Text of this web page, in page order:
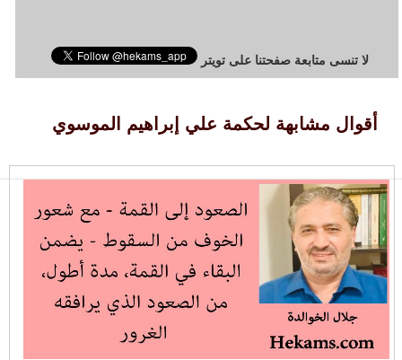
لا تنسى متابعة صفحتنا على تويتر
أقوال مشابهة لحكمة علي إبراهيم الموسوي